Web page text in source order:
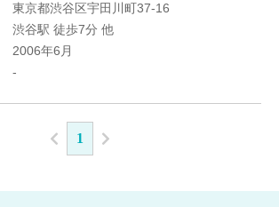
東京都渋谷区宇田川町37-16
渋谷駅 徒歩7分 他
2006年6月
-
1